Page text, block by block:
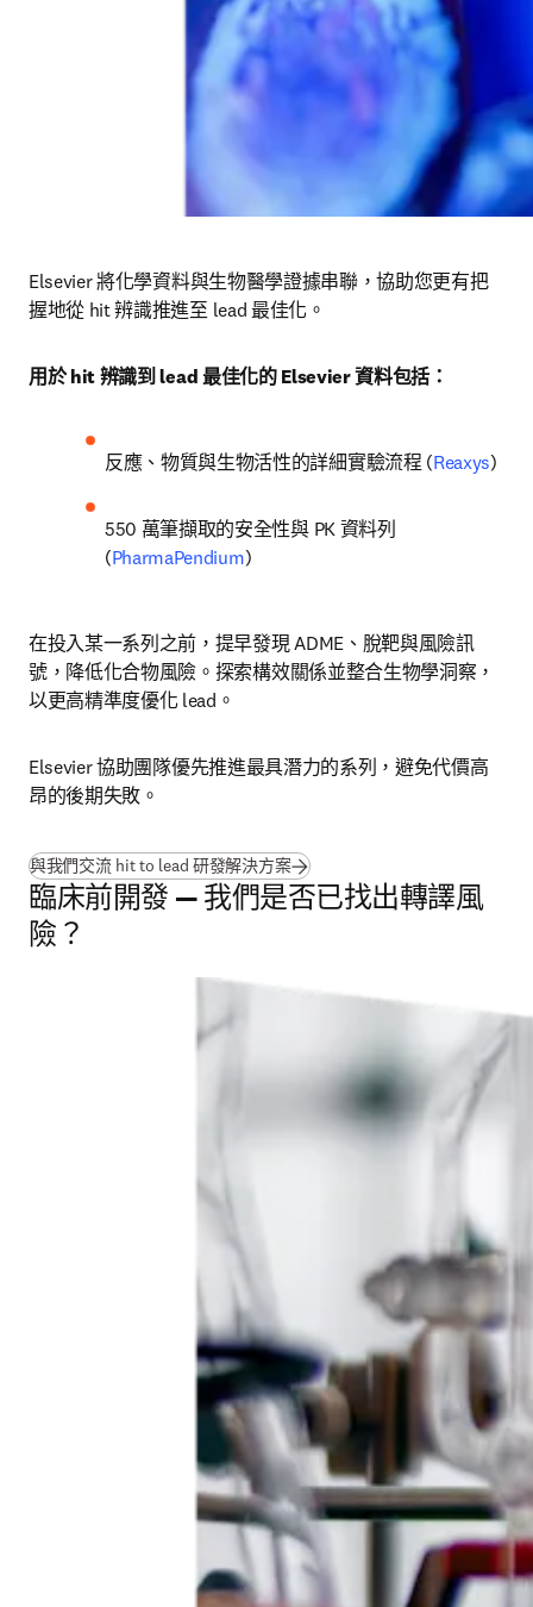
Elsevier 將化學資料與生物醫學證據串聯，協助您更有把
握地從 hit 辨識推進至 lead 最佳化。
用於 hit 辨識到 lead 最佳化的 Elsevier 資料包括：
反應、物質與生物活性的詳細實驗流程 (Reaxys)
550 萬筆擷取的安全性與 PK 資料列
(PharmaPendium)
在投入某一系列之前，提早發現 ADME、脫靶與風險訊
號，降低化合物風險。探索構效關係並整合生物學洞察，
以更高精準度優化 lead。
Elsevier 協助團隊優先推進最具潛力的系列，避免代價高
昂的後期失敗。
與我們交流 hit to lead 研發解決方案
臨床前開發 — 我們是否已找出轉譯風
險？